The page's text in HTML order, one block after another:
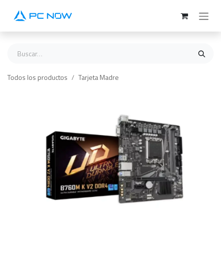
Todos los productos Tarjeta Madre